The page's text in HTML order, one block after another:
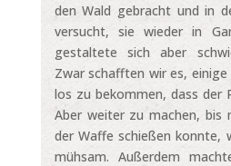
den Wald gebracht und in
versucht, sie wieder in
gestaltete sich aber
Zwar schafften wir es,
los zu bekommen, dass der
Aber weiter zu machen, bis
der Waffe schießen konnte,
mühsam. Außerdem